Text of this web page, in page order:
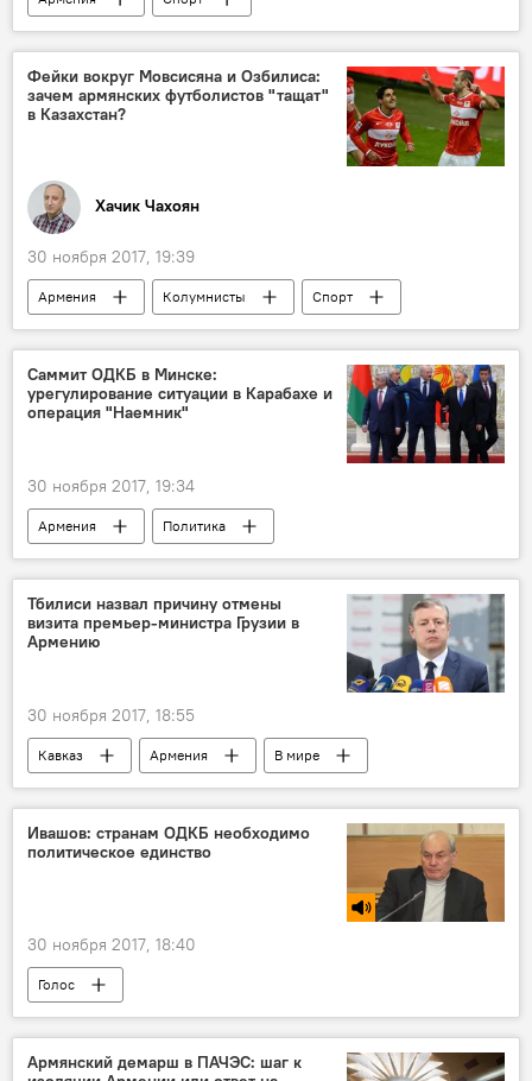
Фейки вокруг Мовсисяна и Озбилиса:
зачем армянских футболистов "тащат"
в Казахстан?
Хачик Чахоян
30 ноября 2017, 19:39
Армения Колумнисты Спорт
Саммит ОДКБ в Минске:
урегулирование ситуации в Карабахе и
операция "Наемник"
30 ноября 2017, 19:34
Армения
Политика
Урегулирование карабахского конфликта
Тбилиси назвал причину отмены
визита премьер-министра Грузии в
Армению
30 ноября 2017, 18:55
Кавказ Армения В мире
Ивашов: странам ОДКБ необходимо
политическое единство
30 ноября 2017, 18:40
Голос
Армянский демарш в ПАЧЭС: шаг к